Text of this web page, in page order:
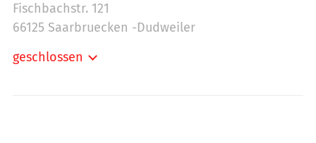
Fischbachstr. 121
66125 Saarbruecken -Dudweiler
geschlossen